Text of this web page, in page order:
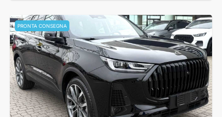
PRONTA CONSEGNA